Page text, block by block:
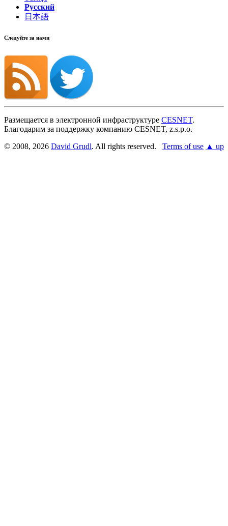
Русский
日本語
Следуйте за нами
Размещается в электронной инфраструктуре CESNET.
Благодарим за поддержку компанию CESNET, z.s.p.o.
© 2008, 2026 David Grudl. All rights reserved. Terms of use ▲ up